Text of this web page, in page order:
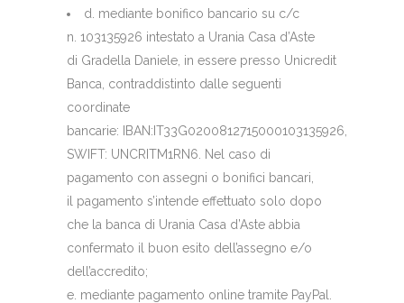
d. mediante bonifico bancario su c/c
n. 103135926 intestato a Urania Casa d’Aste
di Gradella Daniele, in essere presso Unicredit
Banca, contraddistinto dalle seguenti
coordinate
bancarie: IBAN:IT33G0200812715000103135926,
SWIFT: UNCRITM1RN6. Nel caso di
pagamento con assegni o bonifici bancari,
il pagamento s’intende effettuato solo dopo
che la banca di Urania Casa d’Aste abbia
confermato il buon esito dell’assegno e/o
dell’accredito;
e. mediante pagamento online tramite PayPal.